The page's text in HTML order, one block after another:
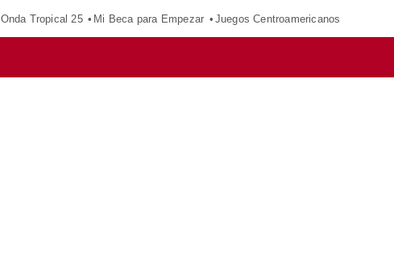
Onda Tropical 25 Mi Beca para Empezar Juegos Centroamericanos